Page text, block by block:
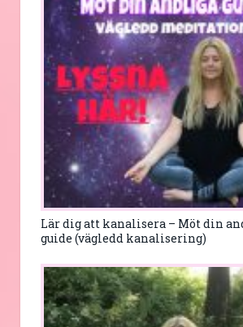
Lär dig att kanalisera – Möt din
guide (vägledd kanalisering)